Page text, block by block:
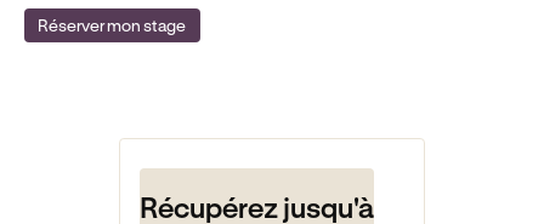
Réserver mon stage
Récupérez jusqu'à